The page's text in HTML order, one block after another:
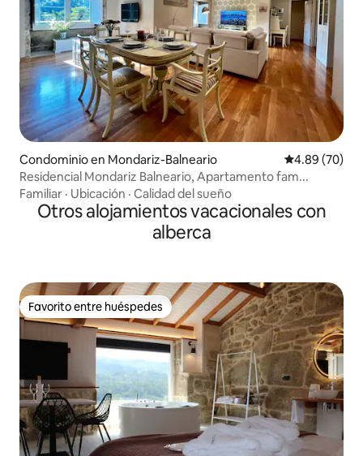
Condominio en Mondariz-Balneario Calificación
4.89 (70)
Residencial Mondariz Balneario, Apartamento fam...
Familiar · Ubicación · Calidad del sueño
Otros alojamientos vacacionales con
alberca
Favorito entre huéspedes
Favorito entre huéspedes